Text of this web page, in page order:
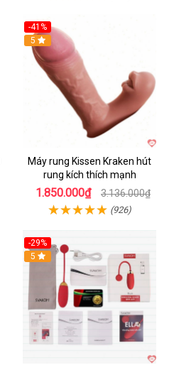
-41%
Hot
5
Máy rung Kissen Kraken hút
rung kích thích mạnh
1.850.000₫ 3.136.000₫
(926)
-29%
5